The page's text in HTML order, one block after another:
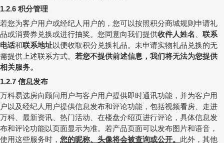
1.2.6 积分管理
若您为客户用户或经纪人用户的，您可以按照积分商城规则申请礼
品或消费券兑换或进行抽奖。您同意向我们提供收件人姓名、 联系
电话和联系地址以便收取积分兑换礼品。未申请实物礼品兑换的无
需提供上述联系方式。 若您不提供前述信息，我们将无法为您提供
相关服务。
1.2.7 信息发布
万科易选房向顾问用户与客户用户提供即时通讯功能，并为客户用
户以及经纪人用户提供信息发布和评论功能，包括视频看房、走进
万科、最新资讯、热门活动、在楼盘介绍页进行评论，具体信息发
布和评论功能以页面显示为准。若产品页面可以发布图片和语音，
使用这些服务时， 您的昵称、头像将会被查询或公开。 此外，其他